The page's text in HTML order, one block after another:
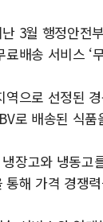
3월 행정안전
배송 서비스 ‘
역으로 선정된
로 배송된 식
장고와 냉동고
통해 가격 경쟁